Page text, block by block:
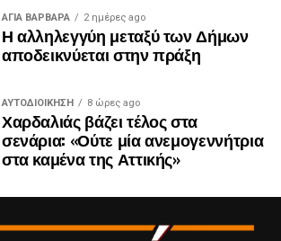
ΑΓΙΑ ΒΑΡΒΑΡΑ 2 ημέρες ago
Η αλληλεγγύη μεταξύ των Δήμων
αποδεικνύεται στην πράξη
ΑΥΤΟΔΙΟΊΚΗΣΗ 8 ώρες ago
Χαρδαλιάς βάζει τέλος στα
σενάρια: «Ούτε μία ανεμογεννήτρια
στα καμένα της Αττικής»